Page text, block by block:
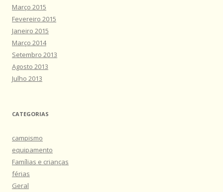
Março 2015
Fevereiro 2015
Janeiro 2015
Março 2014
Setembro 2013
Agosto 2013
Julho 2013
CATEGORIAS
campismo
equipamento
Famílias e crianças
férias
Geral